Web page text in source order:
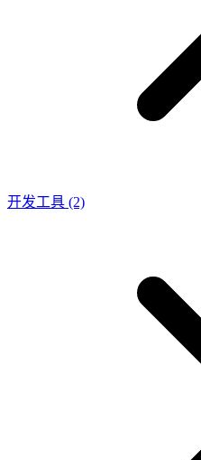
开发工具 (2)